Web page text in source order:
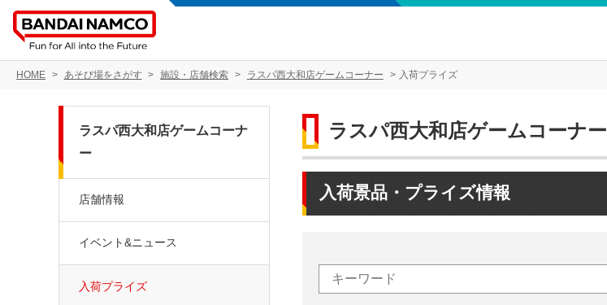
HOME あそび場をさがす 施設・店舗検索 ラスパ西大和店ゲームコーナー 入荷プライズ
ラスパ西大和店ゲームコーナー
入荷景品・プライズ情報
ラスパ西大和店ゲームコーナ
ー
店舗情報
イベント&ニュース
入荷プライズ